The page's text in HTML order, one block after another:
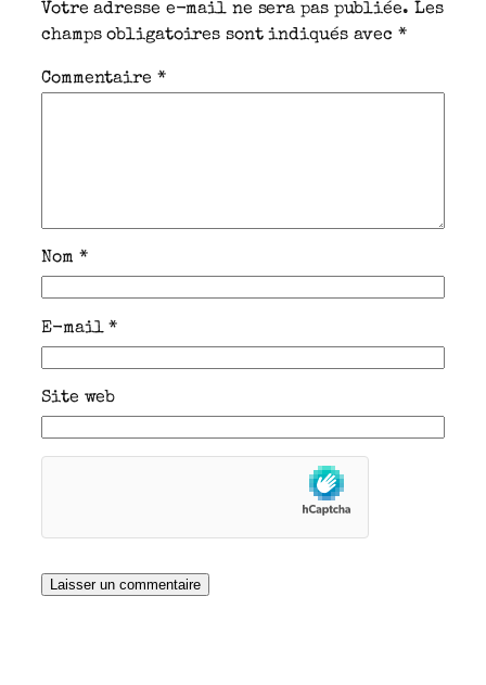
Votre adresse e-mail ne sera pas publiée. Les
champs obligatoires sont indiqués avec*
Commentaire *
Nom *
E-mail*
Site web